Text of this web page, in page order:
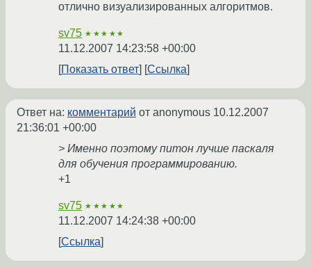
отлично визуализированных алгоритмов.
sv75 ★★★★★
11.12.2007 14:23:58 +00:00
Показать ответ
Ссылка
Ответ на: комментарий от anonymous 10.12.2007
21:36:01 +00:00
> Именно поэтому питон лучше паскаля
для обучения программированию.
+1
sv75 ★★★★★
11.12.2007 14:24:38 +00:00
Ссылка